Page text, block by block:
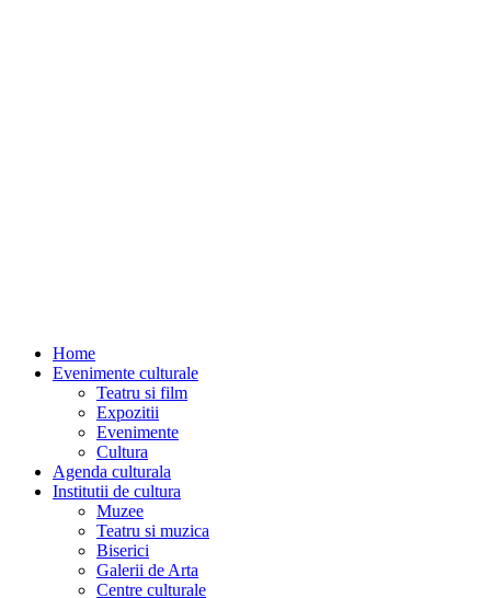
Home
Evenimente culturale
Teatru si film
Expozitii
Evenimente
Cultura
Agenda culturala
Institutii de cultura
Muzee
Teatru si muzica
Biserici
Galerii de Arta
Centre culturale